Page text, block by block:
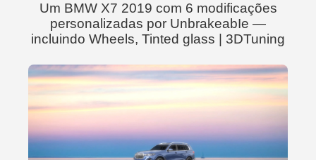
Um BMW X7 2019 com 6 modificações
personalizadas por UnbrakeabIe —
incluindo Wheels, Tinted glass | 3DTuning